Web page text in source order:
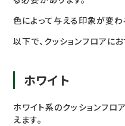
色によって与える印象が変わ
以下で、クッションフロアに
ホワイト
ホワイト系のクッションフロ
えます。